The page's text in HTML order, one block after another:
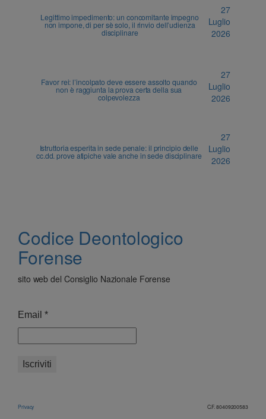
Legittimo impedimento: un concomitante impegno
non impone, di per sè solo, il rinvio dell’udienza
disciplinare
27
Luglio
2026
Favor rei: l’incolpato deve essere assolto quando
non è raggiunta la prova certa della sua
colpevolezza
27
Luglio
2026
Istruttoria esperita in sede penale: il principio delle
cc.dd. prove atipiche vale anche in sede disciplinare
27
Luglio
2026
Codice Deontologico
Forense
sito web del Consiglio Nazionale Forense
Email *
Privacy C.F. 80409200583